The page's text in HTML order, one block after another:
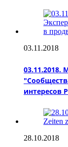
03.11.2018
03.11.2018.
интересов
28.10.2018